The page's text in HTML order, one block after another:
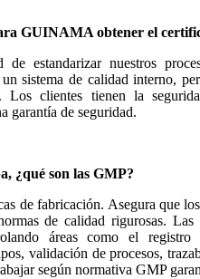
GUINAMA obtener el
de estandarizar nuestros
sistema de calidad interno,
Los clientes tienen la
garantía de seguridad.
¿qué son las GMP?
de fabricación. Asegura que
de calidad rigurosas.
áreas como el
validación de procesos,
según normativa GMP